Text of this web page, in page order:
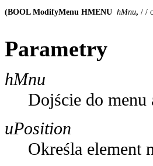
(BOOL ModifyMenu HMENU hMnu, / /
Parametry
hMnu
Dojście do menu
uPosition
Określa element